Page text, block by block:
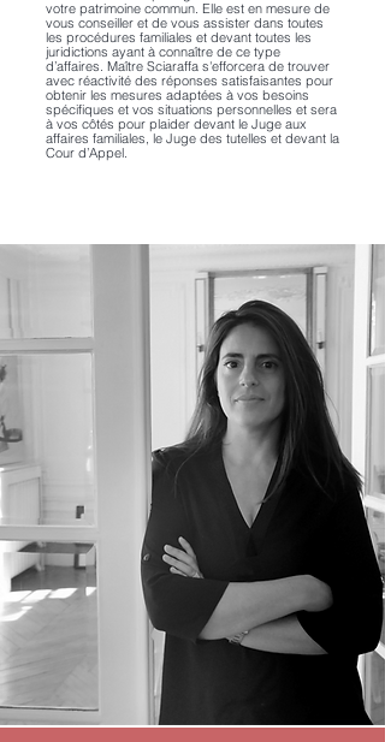
votre patrimoine commun. Elle est en mesure de
vous conseiller et de vous assister dans toutes
les procédures familiales et devant toutes les
juridictions ayant à connaître de ce type
d’affaires. Maître Sciaraffa s'efforcera de trouver
avec réactivité des réponses satisfaisantes pour
obtenir les mesures adaptées à vos besoins
spécifiques et vos situations personnelles et sera
à vos côtés pour plaider devant le Juge aux
affaires familiales, le Juge des tutelles et devant la
Cour d’Appel.